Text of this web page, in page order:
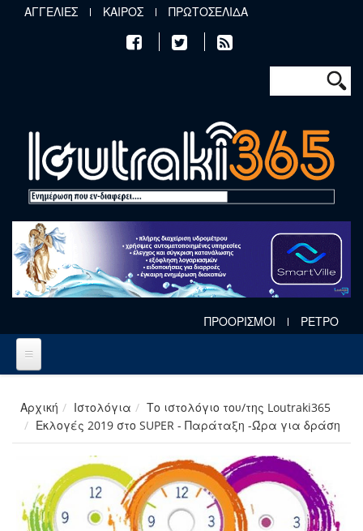
Παράκαμψη προς το κυρίως περιεχόμενο
ΑΓΓΕΛΙΕΣ ΚΑΙΡΟΣ ΠΡΩΤΟΣΕΛΙΔΑ
Φόρμα
Αναζήτηση
ΠΡΟΟΡΙΣΜΟΙ ΡΕΤΡΟ
Αρχική Ιστολόγια
Το ιστολόγιο του/της Loutraki365
Εκλογές 2019 στο SUPER - Παράταξη -Ώρα για δράση